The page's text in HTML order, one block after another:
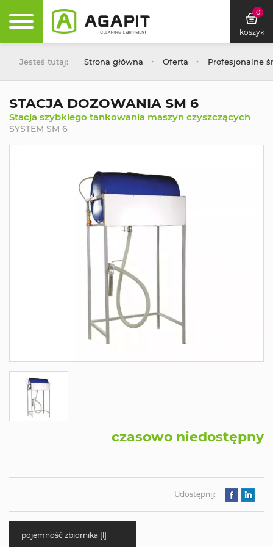
0
koszyk
Jesteś tutaj: Strona główna Oferta Profesjonalne
STACJA DOZOWANIA SM 6
Stacja szybkiego tankowania maszyn czyszczących
SYSTEM SM 6
czasowo niedostępny
Udostępnij:
pojemność zbiornika [l]